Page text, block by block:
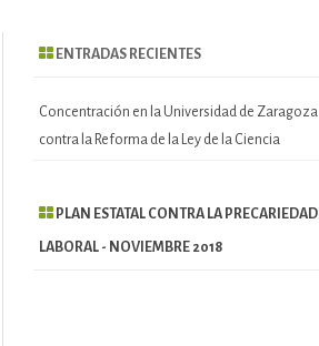
ENTRADAS RECIENTES
Concentración en la Universidad de Zaragoza
contra la Reforma de la Ley de la Ciencia
PLAN ESTATAL CONTRA LA PRECARIEDAD
LABORAL - NOVIEMBRE 2018